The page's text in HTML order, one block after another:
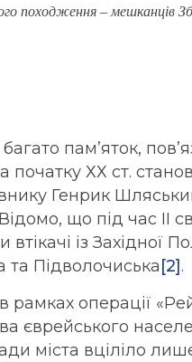
походження – мешканців
пам’яток,
ХХ ст.
Генрик
що під час ІІ
із Західної
та Підволочиська[2].
рамках операції
єврейського
міста вціліло